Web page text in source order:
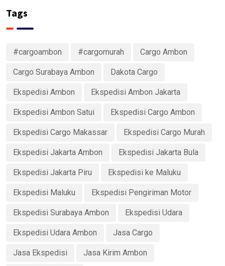
Tags
#cargoambon #cargomurah Cargo Ambon
Cargo Surabaya Ambon Dakota Cargo
Ekspedisi Ambon Ekspedisi Ambon Jakarta
Ekspedisi Ambon Satui Ekspedisi Cargo Ambon
Ekspedisi Cargo Makassar Ekspedisi Cargo Murah
Ekspedisi Jakarta Ambon Ekspedisi Jakarta Bula
Ekspedisi Jakarta Piru Ekspedisi ke Maluku
Ekspedisi Maluku Ekspedisi Pengiriman Motor
Ekspedisi Surabaya Ambon Ekspedisi Udara
Ekspedisi Udara Ambon Jasa Cargo
Jasa Ekspedisi Jasa Kirim Ambon